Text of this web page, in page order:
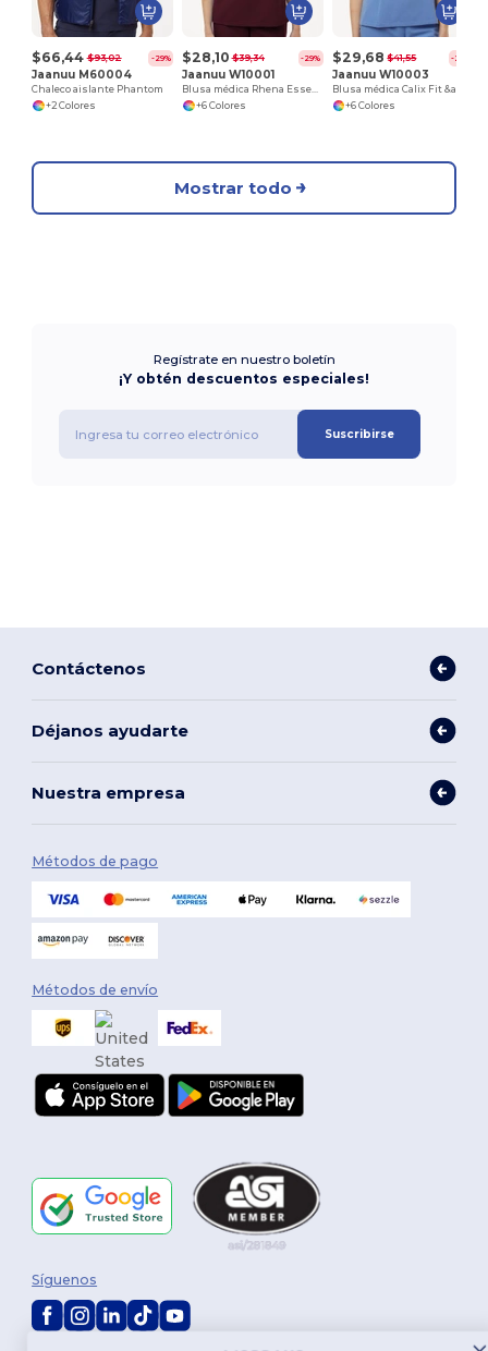
$66,44 $93,02 -29%
Jaanuu M60004
Chaleco aislante Phantom
+2 Colores
$28,10 $39,34 -29%
Jaanuu W10001
Blusa médica Rhena Essential, cuello en V, 1 bolsillo, mujer
+6 Colores
$29,68 $41,55 -29%
Jaanuu W10003
+6 Colores
Mostrar todo
Regístrate en nuestro boletín
¡Y obtén descuentos especiales!
Suscribirse
Contáctenos
Déjanos ayudarte
Nuestra empresa
Métodos de pago
Métodos de envío
Síguenos